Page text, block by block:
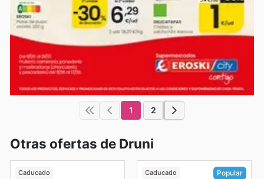
1 2
Otras ofertas de Druni
Caducado Caducado Popular